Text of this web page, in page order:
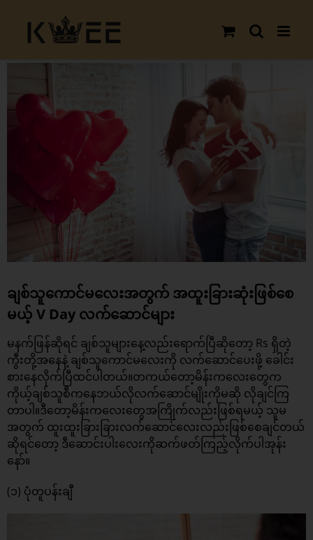
content
Image
ချစ်သူကောင်မလေးအတွက် အထူးခြားဆုံးဖြစ်စေ
မယ့် V Day လက်ဆောင်များ
မနက်ဖြန်ဆိုရင် ချစ်သူများနေ့လည်းရောက်ပြီဆိုတော့ Rs ရှိတဲ့
ကွီးတို့အနေနဲ့ ချစ်သူကောင်မလေးကို လက်ဆောင်ပေးဖို့ ခေါင်း
စားနေလိုက်ပြီထင်ပါတယ်။တကယ်တော့မိန်းကလေးတွေက
ကိုယ့်ချစ်သူစီကနေဘယ်လိုလက်ဆောင်မျိုးကိုမဆို လိုချင်ကြ
တာပါ။ဒီတော့မိန်းကလေးတွေအကြိုက်လည်းဖြစ်ရမယ့် သူမ
အတွက် ထူးထူးခြားခြားလက်ဆောင်လေးလည်းဖြစ်စေချင်တယ်
ဆိုရင်တော့ ဒီဆောင်းပါးလေးကိုဆက်ဖတ်ကြည့်လိုက်ပါအုန်း
နော်။
(၁) ပုံတူပန်းချီ